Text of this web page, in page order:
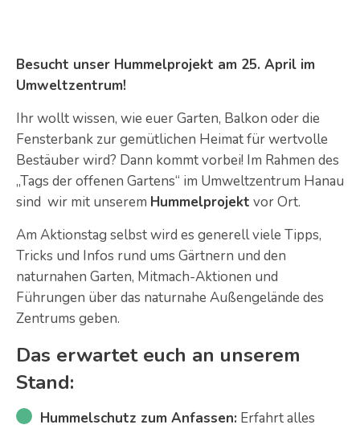
Besucht unser Hummelprojekt am 25. April im
Umweltzentrum!
Ihr wollt wissen, wie euer Garten, Balkon oder die
Fensterbank zur gemütlichen Heimat für wertvolle
Bestäuber wird? Dann kommt vorbei! Im Rahmen des
„Tags der offenen Gartens“ im Umweltzentrum Hanau
sind wir mit unserem Hummelprojekt vor Ort.
Am Aktionstag selbst wird es generell viele Tipps,
Tricks und Infos rund ums Gärtnern und den
naturnahen Garten, Mitmach-Aktionen und
Führungen über das naturnahe Außengelände des
Zentrums geben.
Das erwartet euch an unserem
Stand:
Hummelschutz zum Anfassen: Erfahrt alles